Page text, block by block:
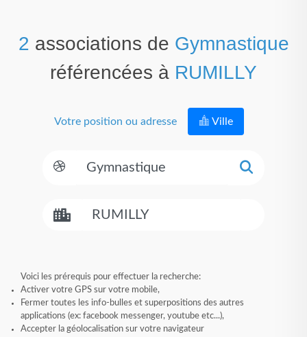
2 associations de Gymnastique
référencées à RUMILLY
Votre position ou adresse Ville
Voici les prérequis pour effectuer la recherche:
Activer votre GPS sur votre mobile,
Fermer toutes les info-bulles et superpositions des autres
applications (ex: facebook messenger, youtube etc...),
Accepter la géolocalisation sur votre navigateur